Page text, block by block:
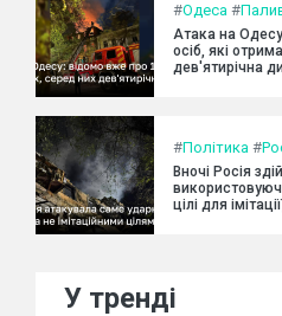
#Одеса #
Атака на
осіб, які
дев'ятирічна
#Політика #
Вночі Росія
цілі для
У тренді